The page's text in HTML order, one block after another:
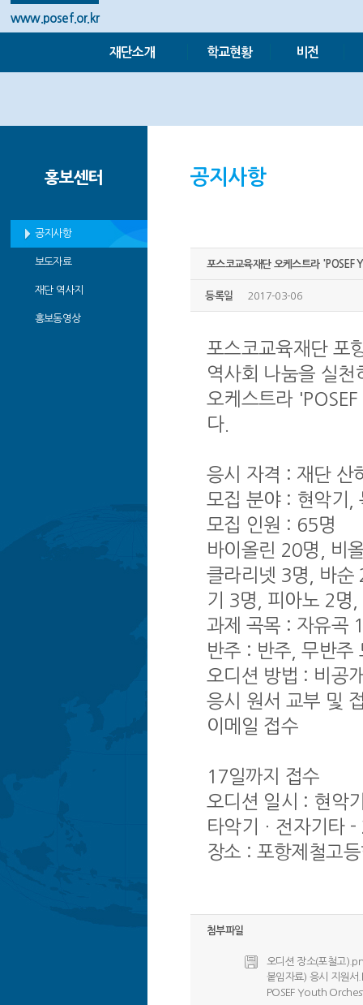
www.posef.or.kr
재단소개 학교현황 비전
홍보센터
공지사항
보도자료
재단 역사지
홍보동영상
공지사항
포스코교육재단 오케스트라 'POSEF
등록일 2017-03-06
포스코교육재단 포
역사회 나눔을 실천
오케스트라
다.
응시 자격 : 재단 산
모집 분야 : 현악기,
모집 인원 : 65명
바이올린 20명, 비
클라리넷 3명, 바순
기 3명, 피아노 2명
과제 곡목 : 자유곡
반주 : 반주, 무반주
오디션 방법 : 비공
응시 원서 교부 및
이메일 접수
17일까지 접수
오디션 일시 : 현악
타악기ㆍ전자기타
장소 : 포항제철고
첨부파일
오디션 장소(포철고
붙임자료) 응시 지원
POSEF Youth